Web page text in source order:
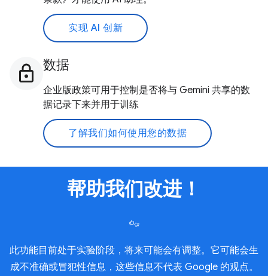
实现 AI 创新
数据
企业版政策可用于控制是否将与 Gemini 共享的数
据记录下来并用于训练
了解我们如何使用您的数据
帮助我们改进！
此功能目前处于实验阶段，将来可能会有调整。它可能会生
成不准确或冒犯性信息，这些信息不代表 Google 的观点。